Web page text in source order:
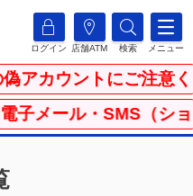
ログイン 店舗ATM 検索 メニュー
カウントにご注意く
ール・SMS（ショー